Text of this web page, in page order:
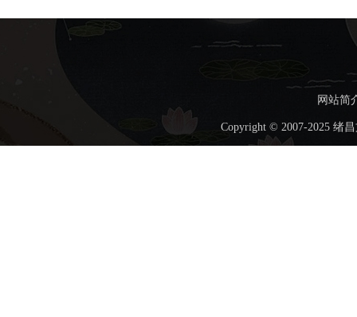
网站简
Copyright © 2007-2025 绪